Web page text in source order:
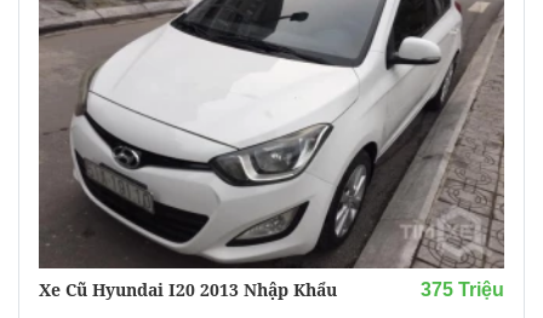
Xe Cũ Hyundai I20 2013 Nhập Khẩu 375 Triệu